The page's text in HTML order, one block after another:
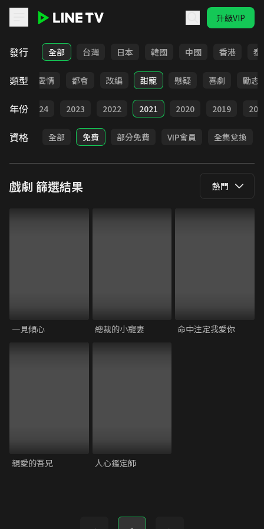
升級VIP
LINE TV - 戲劇
發行 全部 台灣 日本 韓國 中國 香港 泰
類型
古裝 愛情 都會 改編 甜寵 懸疑 喜劇 勵志
年份 2024 2023 2022 2021 2020 2019
資格 全部 免費 部分免費 VIP會員 全集兌換
戲劇 篩選結果 熱門
一見傾心 總裁的小寵妻 命中注定我愛你
親愛的吾兄 人心鑑定師